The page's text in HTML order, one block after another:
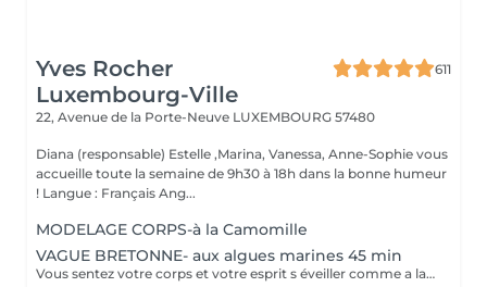
Yves Rocher
Luxembourg-Ville
611
22, Avenue de la Porte-Neuve LUXEMBOURG 57480
Diana (responsable) Estelle ,Marina, Vanessa, Anne-Sophie vous
accueille toute la semaine de 9h30 à 18h dans la bonne humeur
! Langue : Français Ang...
MODELAGE CORPS-à la Camomille
VAGUE BRETONNE- aux algues marines 45 min
Vous sentez votre corps et votre esprit s éveiller comme a la suite d un bain dans l OCEAN. Vous vous tonicité et leur confort. sentez légère et revitalisée. Vos jambes retrouvent leur tonicité et leur confort